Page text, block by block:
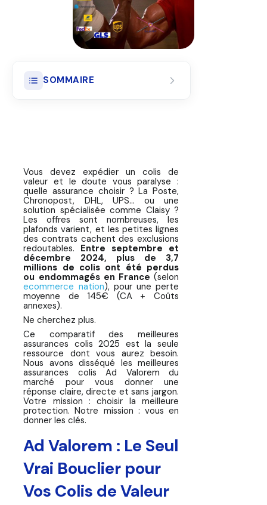
SOMMAIRE
Assurances Colis en 2025
Le Grand Comparatif 2025 :
Transporteurs vs. Assureurs
Spécialisés
Quelle Assurance Choisir ? Guide
par Scénario
Résumé Final pour Choisir La
Meilleure Assurance Colis en 30
Secondes
Offrez vous la sécurité et la
qualité exigée par vos clients
avec Claisy
L'Alternative Claisy : Quand la
Simplicité Rencontre la
Performance
Vous devez expédier un colis de
valeur et le doute vous paralyse :
quelle assurance choisir ? La Poste,
Chronopost, DHL, UPS... ou une
solution spécialisée comme Claisy ?
Les offres sont nombreuses, les
plafonds varient, et les petites lignes
des contrats cachent des exclusions
redoutables. Entre septembre et
décembre 2024, plus de 3,7
millions de colis ont été perdus
ou endommagés en France (selon
ecommerce nation), pour une perte
moyenne de 145€ (CA + Coûts
annexes).
Ne cherchez plus.
Ce comparatif des meilleures
assurances colis 2025 est la seule
ressource dont vous aurez besoin.
Nous avons disséqué les meilleures
assurances colis Ad Valorem du
marché pour vous donner une
réponse claire, directe et sans jargon.
Votre mission : choisir la meilleure
protection. Notre mission : vous en
donner les clés.
Ad Valorem : Le Seul
Vrai Bouclier pour
Vos Colis de Valeur